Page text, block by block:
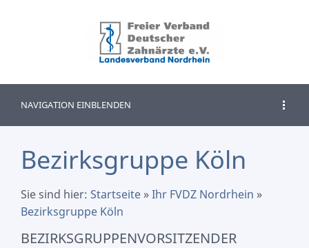
NAVIGATION EINBLENDEN
Bezirksgruppe Köln
Sie sind hier: Startseite »Ihr FVDZ Nordrhein »
Bezirksgruppe Köln
BEZIRKSGRUPPENVORSITZENDER